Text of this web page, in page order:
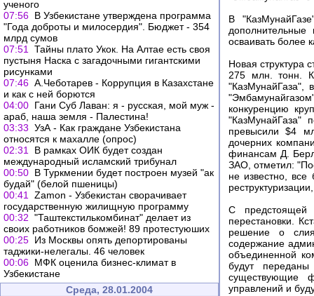
ученого
07:56 В Узбекистане утверждена программа
"Года доброты и милосердия". Бюджет - 354
млрд сумов
07:51
Тайны плато Укок. На Алтае есть своя
пустыня Наска с загадочными гигантскими
рисунками
07:46 А.Чеботарев - Коррупция в Казахстане
и как с ней борются
04:00 Гани Суб Лаван: я - русская, мой муж -
араб, наша земля - Палестина!
03:33 УзА - Как граждане Узбекистана
относятся к махалле (опрос)
02:31
В рамках ОИК будет создан
международный исламский трибунал
00:50 В Туркмении будет построен музей "ак
будай" (белой пшеницы)
00:41
Zamon - Узбекистан сворачивает
государственную жилищную программу
00:32 "Таштекстилькомбинат" делает из
своих работников бомжей! 89 протестуюших
00:25 Из Москвы опять депортированы
таджики-нелегалы. 46 человек
00:06 МФК оценила бизнес-климат в
Узбекистане
Среда, 28.01.2004
В
осваивать более
Новая структура
275 млн. тонн.
"КазМунайГаза",
конкуренцию
"КазМунайГаза"
превысили $4
дочерних
финансам Д.
ЗАО, отметил:
не известно, все
С предстоящей
перестановки.
решение о
содержание
объединенной
будут
существующие
управлений и